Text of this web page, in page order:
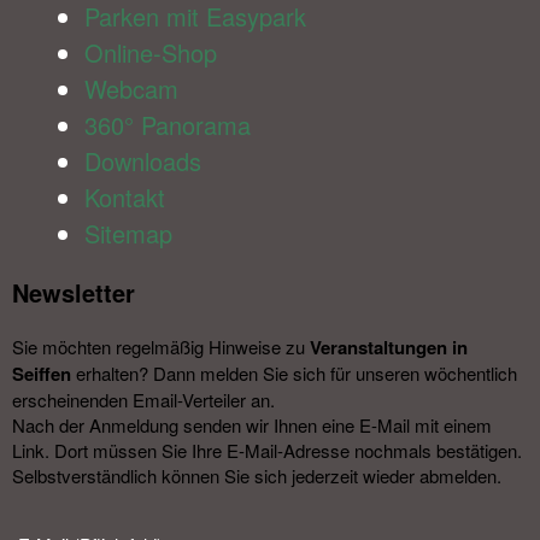
Parken mit Easypark
Online-Shop
Webcam
360° Panorama
Downloads
Kontakt
Sitemap
Newsletter​
Sie möchten regelmäßig Hinweise zu Veranstal­tungen in
Seiffen erhalten? Dann melden Sie sich für unseren wöchentlich
erscheinenden Email-Verteiler an.
Nach der Anmeldung senden wir Ihnen eine E-Mail mit einem
Link. Dort müssen Sie Ihre E-Mail-Adresse nochmals bestätigen.
Selbstverständlich können Sie sich jederzeit wieder abmelden.​